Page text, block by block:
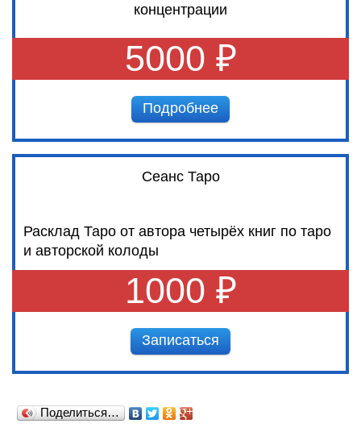
концентрации
5000 ₽
Подробнее
Сеанс Таро
Расклад Таро от автора четырёх книг по таро
и авторской колоды
1000 ₽
Записаться
Поделиться…